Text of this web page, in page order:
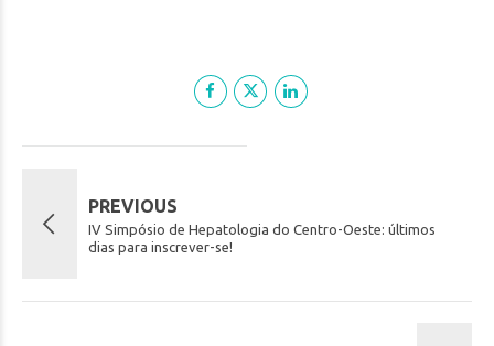
PREVIOUS
IV Simpósio de Hepatologia do Centro-Oeste: últimos
dias para inscrever-se!